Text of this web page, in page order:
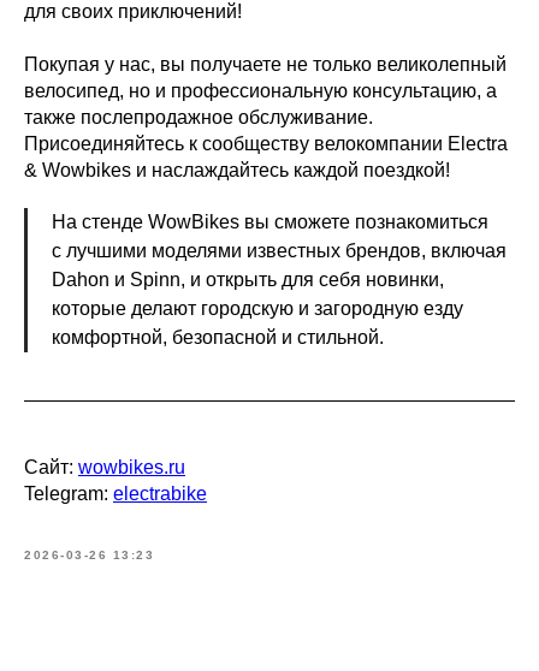
для своих приключений!
Покупая у нас, вы получаете не только великолепный
велосипед, но и профессиональную консультацию, а
также послепродажное обслуживание.
Присоединяйтесь к сообществу велокомпании Electra
& Wowbikes и наслаждайтесь каждой поездкой!
На стенде WowBikes вы сможете познакомиться
с лучшими моделями известных брендов, включая
Dahon и Spinn, и открыть для себя новинки,
которые делают городскую и загородную езду
комфортной, безопасной и стильной.
Сайт: wowbikes.ru
Telegram: electrabike
2026-03-26 13:23